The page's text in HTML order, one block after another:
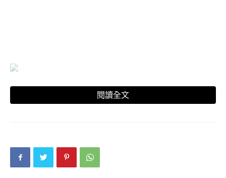
▼快看快看這杯熊熊聖代！你怎麼能不愛上！日本
閱讀全文